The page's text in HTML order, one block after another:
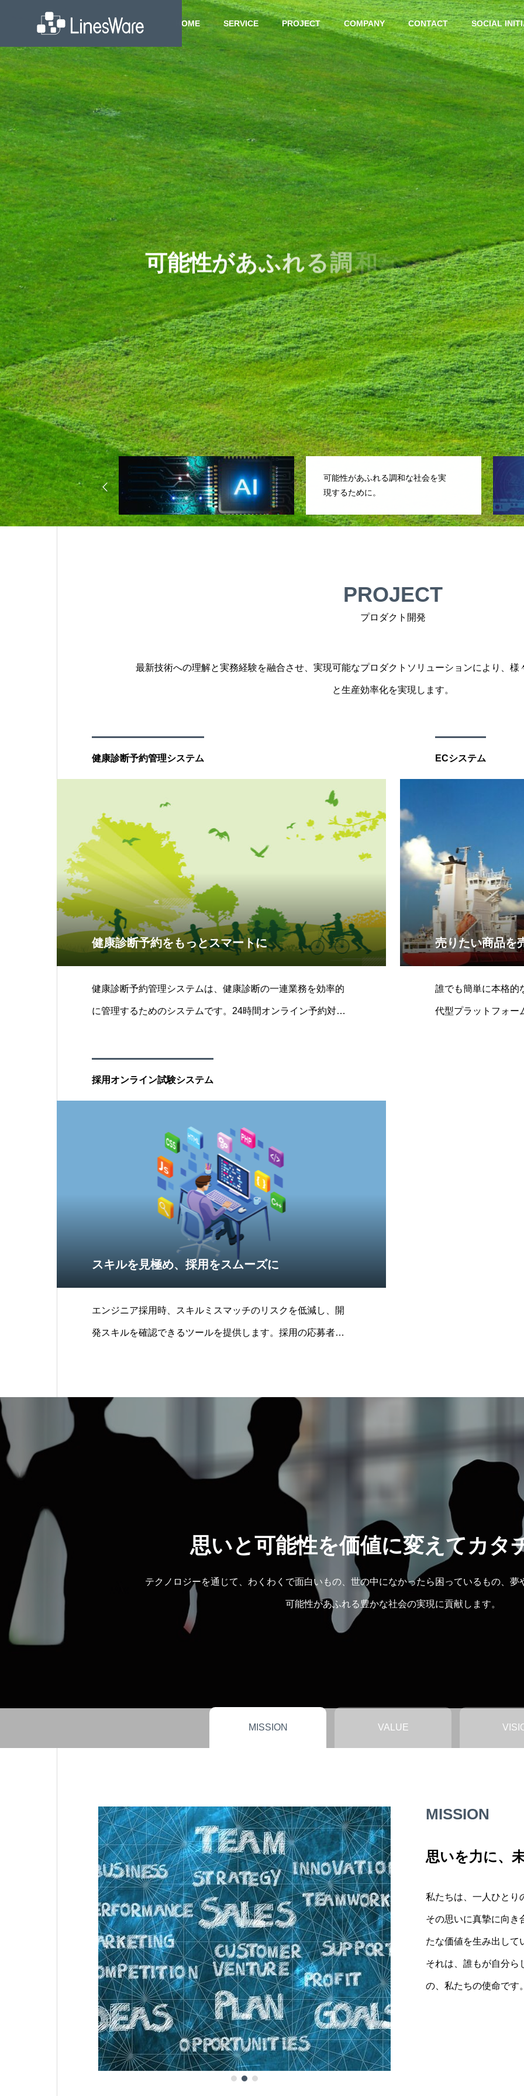
思いと可能性をカタチに
HOME SERVICE PROJECT COMPANY CONTACT SOCIAL
事業内容
SERVICE
Business Solution
ビジネスソリューション事業 プロダクト
会社案内
COMPANY
GREETING
ご挨拶
COMPANY
会社概要
PHILOSOPHY
経営理念
REGISTER
登録事業
社会への取り
組み
SOCIAL INITIATIVES
Health
健康経営
Compliance
コンプライアンス
Conduct
行動基準
可能性があふれる調和な社会を実現
可能性があふれる調和な社会を実
現するために。
PROJECT
プロダクト開発
最新技術への理解と実務経験を融合させ、実現可能なプロダクトソリューションにより、様
と生産効率化を実現します。
健康診断予約管理システム
健康診断予約をもっとスマートに
健康診断予約管理システムは、健康診断の一連業務を効率的
に管理するためのシステムです。24時間オンライン予約対応
での予約状況の確認、自動リマインダー機能で運営をサポー
ト。健診履歴のデジタル
ECシステム
売りたい商品を
誰でも簡単に本格的
代型プラットフォー
採用オンライン試験システム
スキルを見極め、採用をスムーズに
エンジニア採用時、スキルミスマッチのリスクを低減し、開
発スキルを確認できるツールを提供します。採用の応募者にE
に結果を確認することができます。システム概要お問い合
思いと可能性を価値に変えてカタ
テクノロジーを通じて、わくわくで面白いもの、世の中になかったら困っているもの、夢
可能性があふれる豊かな社会の実現に貢献します。
MISSION VALUE
MISSION
思いを力に、
私たちは、一人ひとり
その思いに真摯に向き
たな価値を生み出して
それは、誰もが自分ら
の、私たちの使命です
VALUE
誠実な技術で
私たちは、真摯な姿勢
様の声に真剣に耳を傾
し、価値あるソリュー
成長と共に、私たちも
この揺るぎない信念の
VISION
テクノロジー
私たちは、テクノロジ
しい価値を創造します
存在となり、人々の夢